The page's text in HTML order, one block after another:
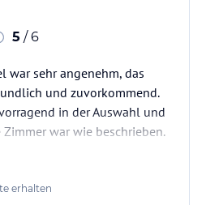
5 / 6
war sehr angenehm, das
und zuvorkommend.
in der Auswahl und
war wie beschrieben.
erhalten